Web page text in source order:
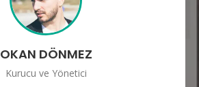
OKAN DÖNMEZ
Kurucu ve Yönetici